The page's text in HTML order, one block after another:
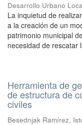
Desarrollo Urbano
La inquietud de
a la creación de un
patrimonio municipal
necesidad de rescatar
Herramienta de
de estructura de
civiles
Besednjak Ramírez,